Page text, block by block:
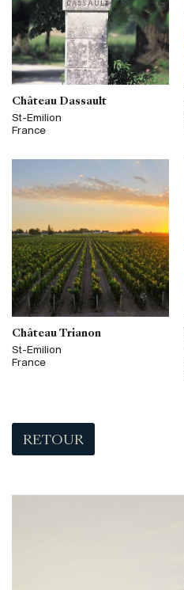
Château Dassault
St-Emilion
France
Château Trianon
St-Emilion
France
RETOUR